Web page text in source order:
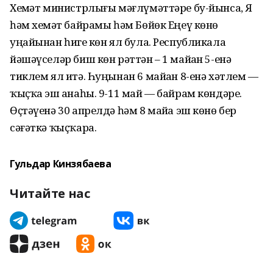
Хеҙмәт министрлығы мәғлүмәттәре бу-йынса, Яҙ
һәм хеҙмәт байрамы һәм Бөйөк Еңеү көнө
уңайынан һигеҙ көн ял була. Республикала
йәшәүселәр биш көн рәттән – 1 майҙан 5-енә
тиклем ял итә. Һуңынан 6 майҙан 8-енә хәтлем —
ҡыҫҡа эш аҙнаһы. 9-11 май — байрам көндәре.
Өҫтәүенә 30 апрелдә һәм 8 майҙа эш көнө бер
сәғәткә ҡыҫҡара.
Гульдар Кинзябаева
Читайте нас